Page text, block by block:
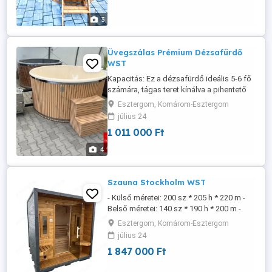
3
4
Üvegszálas Prémium Dézsafürdő
WST
Kapacitás: Ez a dézsafürdő ideális 5-6 fő
számára, tágas teret kínálva a pihentető
fürdőzésre családdal, barátokkal vagy
vendégekkel. Tökéletes arra, hogy
bármilyen szabadtéri pillanatot egyedi
relaxációs élménnyé varázsoljon. Külső
Esztergom, Komárom-Esztergom
július 24
1 011 000 Ft
Szauna Stockholm WST
- Külső méretei: 200 sz * 205 h * 220 m -
Belső méretei: 140 sz * 190 h * 200 m -
Elektromos Harvia szaunákályha 220v
380v - RGB LED világítás, távirányítóval - 8
mm vastag hőkezelt biztonsági üvegajtó -
Emeletes padrendszer - Fémlemez
Esztergom, Komárom-Esztergom
július 24
1 847 000 Ft